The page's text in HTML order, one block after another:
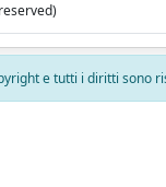
e tutti i diritti sono